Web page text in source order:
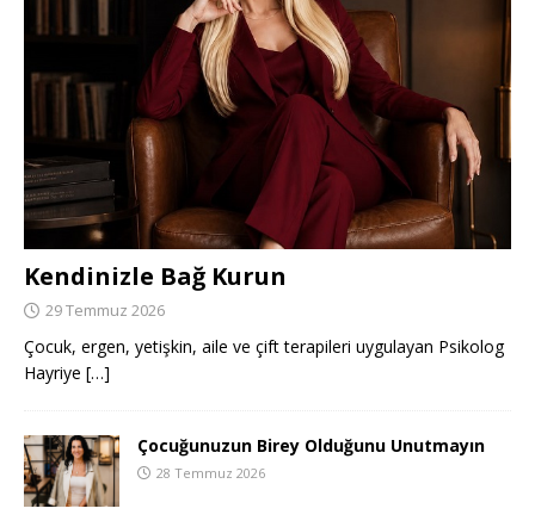
Kendinizle Bağ Kurun
29 Temmuz 2026
Çocuk, ergen, yetişkin, aile ve çift terapileri uygulayan Psikolog
Hayriye […]
Çocuğunuzun Birey Olduğunu Unutmayın
28 Temmuz 2026